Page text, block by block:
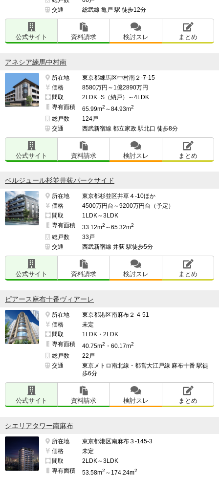
交通
総武線 亀戸 駅 徒歩12分
公式サイト 資料請求 検討スレ まとめ
アネシア練馬中村南
所在地
東京都練馬区中村南２-7-15
価格
8580万円～1億2890万円
間取
2LDK+S（納戸）～4LDK
専有面積
65.99m2 ～84.93m2
総戸数
124戸
交通
西武新宿線 都立家政 駅北口 徒歩8分
公式サイト 資料請求 検討スレ まとめ
ベルジュール杉並井荻パークサイド
所在地
東京都杉並区井草４-10ほか
価格
4500万円台～9200万円台（予定）
間取
1LDK～3LDK
専有面積
33.12m2 ～65.32m2
総戸数
33戸
交通
西武新宿線 井荻 駅徒歩5分
公式サイト 資料請求 検討スレ まとめ
ピアース麻布十番ヴィアーレ
所在地
東京都港区南麻布２-4-51
価格
未定
間取
1LDK・2LDK
専有面積
40.75m2 ・60.17m2
総戸数
22戸
交通
東京メトロ南北線・都営大江戸線 麻布十番 駅徒
歩6分
公式サイト 資料請求 検討スレ まとめ
シエリアタワー南麻布
所在地
東京都港区南麻布３-145-3
価格
未定
間取
2LDK～3LDK
専有面積
53.58m2 ～174.24m2